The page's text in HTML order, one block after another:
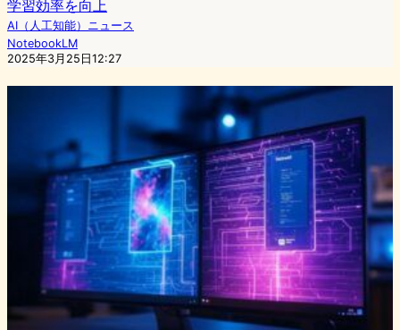
学習効率を向上
AI（人工知能）ニュース
NotebookLM
2025年3月25日12:27